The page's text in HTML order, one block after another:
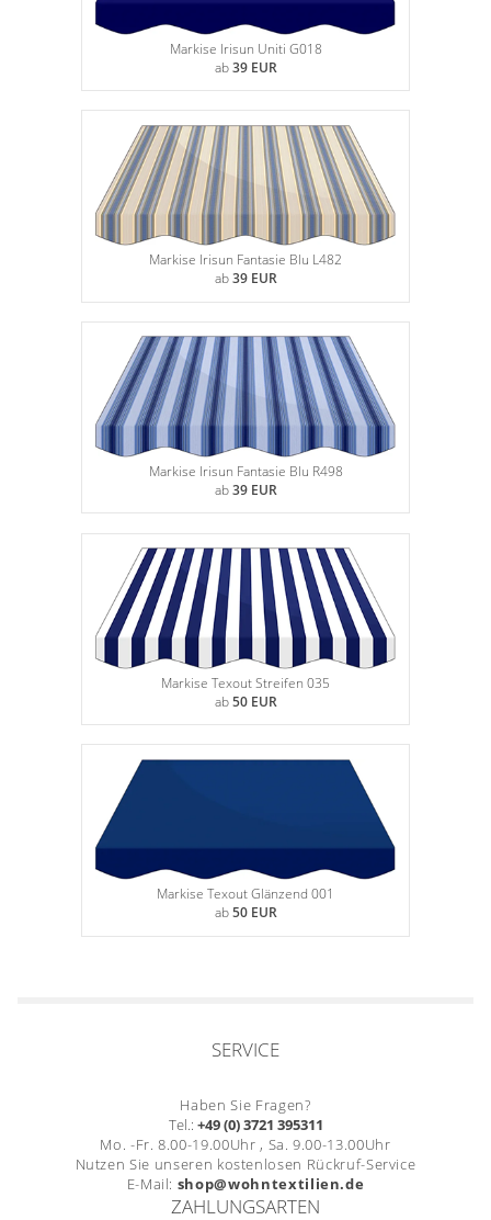
Panneaux
Markise Irisun Uniti G018
ab39 EUR
Markise Irisun Fantasie Blu L482
ab39 EUR
Markise Irisun Fantasie Blu R498
ab39 EUR
Markise Texout Streifen 035
ab50 EUR
Markise Texout Glänzend 001
ab50 EUR
SERVICE
Haben Sie Fragen?
Tel.: +49 (0) 3721 395311
Mo. -Fr. 8.00-19.00Uhr , Sa. 9.00-13.00Uhr
Nutzen Sie unseren kostenlosen Rückruf-Service
E-Mail: shop@wohntextilien.de
ZAHLUNGSARTEN